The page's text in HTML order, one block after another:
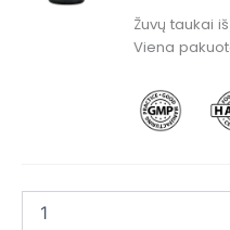
Žuvų taukai
Viena